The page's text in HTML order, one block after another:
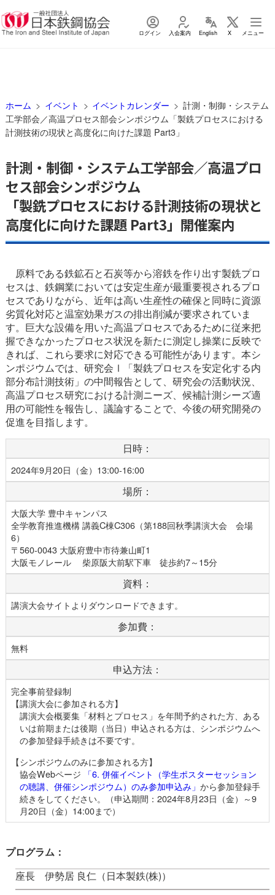
ログイン 入会案内 English X メニュー
ホーム イベント イベントカレンダー
計測・制御・システム
工学部会／高温プロセス部会シンポジウム「製銑プロセスにおける
計測技術の現状と高度化に向けた課題 Part3」
計測・制御・システム工学部会／高温プロ
セス部会シンポジウム
「製銑プロセスにおける計測技術の現状と
高度化に向けた課題 Part3」開催案内
原料である鉄鉱石と石炭等から溶鉄を作り出す製銑プロ
セスは、鉄鋼業においては安定生産が最重要視されるプロ
セスでありながら、近年は高い生産性の確保と同時に資源
劣質化対応と温室効果ガスの排出削減が要求されていま
す。巨大な設備を用いた高温プロセスであるために従来把
握できなかったプロセス状況を新たに測定し操業に反映で
きれば、これら要求に対応できる可能性があります。本シ
ンポジウムでは、研究会Ⅰ「製銑プロセスを安定化する内
部分布計測技術」の中間報告として、研究会の活動状況、
高温プロセス研究における計測ニーズ、候補計測シーズ適
用の可能性を報告し、議論することで、今後の研究開発の
促進を目指します。
日時：
2024年9月20日（金）13:00-16:00
場所：
大阪大学 豊中キャンパス
全学教育推進機構 講義C棟C306（第188回秋季講演大会 会場
6）
〒560-0043 大阪府豊中市待兼山町1
大阪モノレール 柴原阪大前駅下車 徒歩約7～15分
資料：
講演大会サイトよりダウンロードできます。
参加費：
無料
申込方法：
完全事前登録制
【講演大会に参加される方】
講演大会概要集「材料とプロセス」を年間予約された方、ある
いは前期または後期（当日）申込される方は、シンポジウムへ
の参加登録手続きは不要です。
【シンポジウムのみに参加される方】
協会Webページ
「6. 併催イベント（学生ポスターセッション
の聴講、併催シンポジウム）のみ参加申込み」から参加登録手
続きをしてください。（申込期間：2024年8月23日（金）～9
月20日（金）14:00まで）
プログラム：
座長 伊勢居 良仁（日本製鉄(株)）